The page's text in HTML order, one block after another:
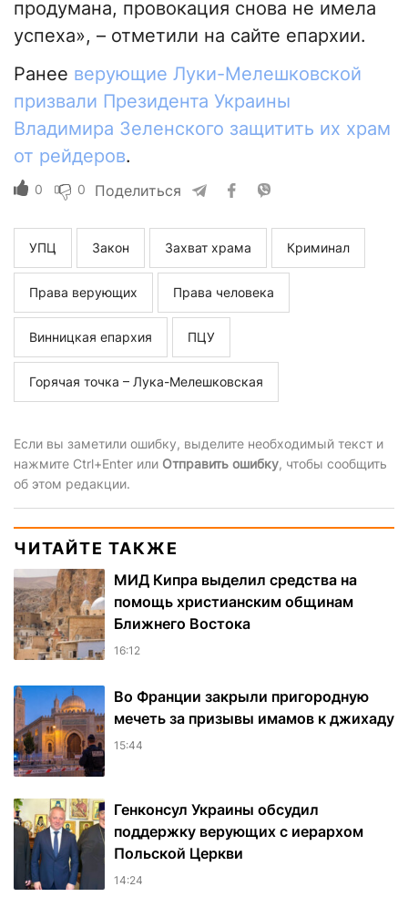
продумана, провокация снова не имела
успеха», – отметили на сайте епархии.
Ранее верующие Луки-Мелешковской
призвали Президента Украины
Владимира Зеленского защитить их храм
от рейдеров.
0 0 Поделиться
УПЦ Закон Захват храма Криминал
Права верующих Права человека
Винницкая епархия ПЦУ
Горячая точка – Лука-Мелешковская
Если вы заметили ошибку, выделите необходимый текст и
нажмите Ctrl+Enter или Отправить ошибку, чтобы сообщить
об этом редакции.
ЧИТАЙТЕ ТАКЖЕ
МИД Кипра выделил средства на
помощь христианским общинам
Ближнего Востока
16:12
Во Франции закрыли пригородную
мечеть за призывы имамов к джихаду
15:44
Генконсул Украины обсудил
поддержку верующих с иерархом
Польской Церкви
14:24